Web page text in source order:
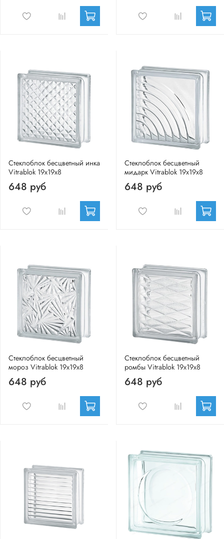
Стеклоблок бесцветный инка
Vitrablok 19х19х8
648 руб
Стеклоблок бесцветный
мидарк Vitrablok 19х19х8
648 руб
Стеклоблок бесцветный
мороз Vitrablok 19х19х8
648 руб
Стеклоблок бесцветный
ромбы Vitrablok 19х19х8
648 руб